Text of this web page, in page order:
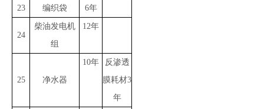
23 编织袋 6年
24
柴油发电机
组
12年
25 净水器
10年
反渗透
膜耗材3
年